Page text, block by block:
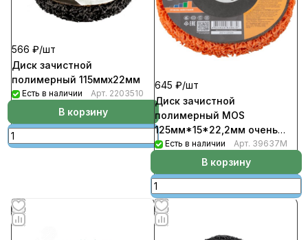
566 ₽/шт
Диск зачистной
полимерный 115ммх22мм
Есть в наличии Арт. 2203510
В корзину
645 ₽/шт
Диск зачистной
полимерный MOS
125мм*15*22,2мм очень
жесткий (5шт/уп)
Есть в наличии Арт. 39637М
В корзину